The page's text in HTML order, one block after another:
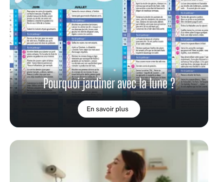
Pourquoi jardiner avec la lune ?
En savoir plus